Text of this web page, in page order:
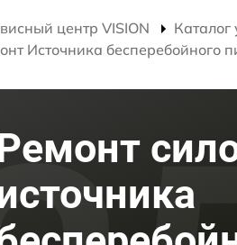
центр VISION Каталог
Источника бесперебойного